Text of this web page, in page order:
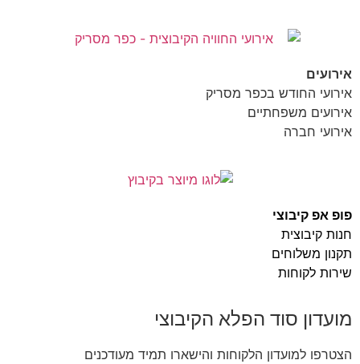
אירועים
אירועי החודש בכפר מסריק
אירועים משפחתיים
אירועי חברה
פופ אפ קיבוצי
חנות קיבוצית
תקנון משלוחים
שירות לקוחות
מועדון סוד הפלא הקיבוצי
הצטרפו למועדון הלקוחות והישארו תמיד מעודכנים